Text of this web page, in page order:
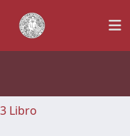
3 Libro